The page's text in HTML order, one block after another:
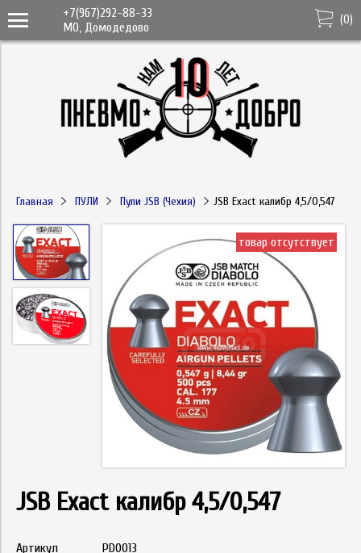
+7(967)292-88-33
МО, Домодедово
(0)
Главная ПУЛИ Пули JSB (Чехия) JSB Exact калибр 4,5/0,547
товар отсутствует
JSB Exact калибр 4,5/0,547
Артикул PD0013